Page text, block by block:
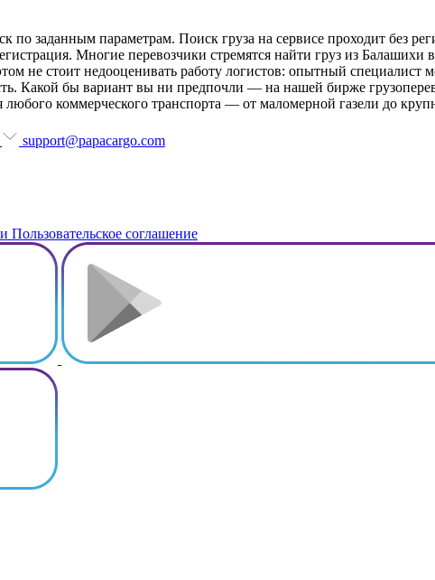
заданным параметрам. Поиск груза на сервисе проходит без
Многие перевозчики стремятся найти груз из
не стоит недооценивать работу логистов: опытный
Какой бы вариант вы ни предпочли — на нашей бирже
любого коммерческого транспорта — от маломерной газели до
support@papacargo.com
Пользовательское соглашение